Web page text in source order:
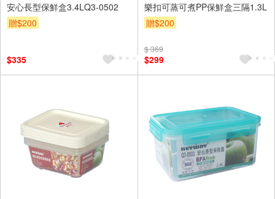
安心長型保鮮盒3.4LQ3-0502
贈$200
$335
樂扣可蒸可煮PP保鮮盒三隔1.3L
贈$200
$ 369
$299